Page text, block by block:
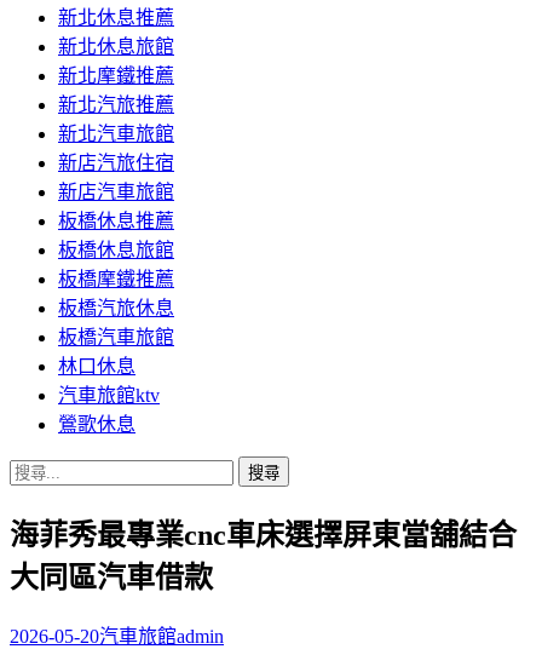
新北休息推薦
新北休息旅館
新北摩鐵推薦
新北汽旅推薦
新北汽車旅館
新店汽旅住宿
新店汽車旅館
板橋休息推薦
板橋休息旅館
板橋摩鐵推薦
板橋汽旅休息
板橋汽車旅館
林口休息
汽車旅館ktv
鶯歌休息
搜
關
鍵
字:
海菲秀最專業cnc車床選擇屏東當舖結合
大同區汽車借款
2026-05-20汽車旅館admin